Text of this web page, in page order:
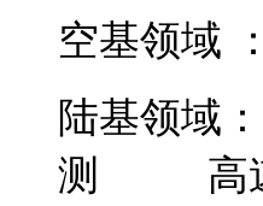
空基领域 ：
陆基领
测 高速